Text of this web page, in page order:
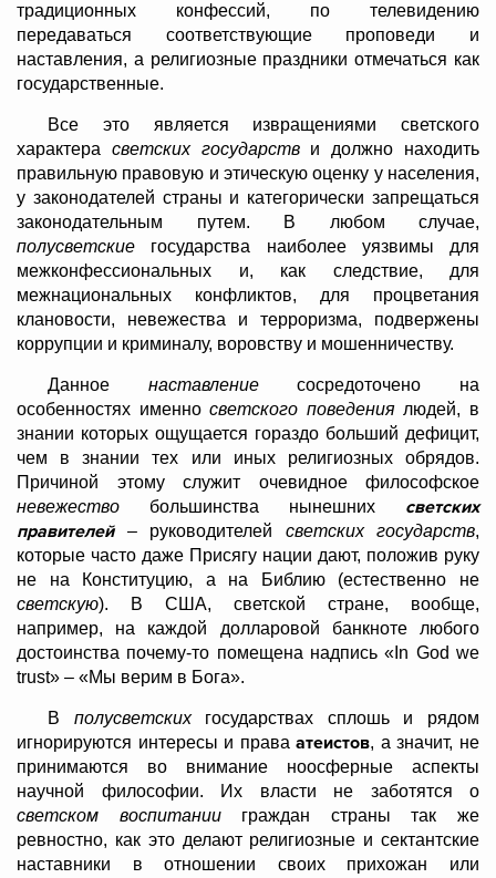
традиционных конфессий, по телевидению
передаваться соответствующие проповеди и
наставления, а религиозные праздники отмечаться как
государственные.
Все это является извращениями светского
характера светских государстви должно находить
правильную правовую и этическую оценку у населения,
у законодателей страны и категорически запрещаться
законодательным путем. В любом случае,
полусветские государства наиболее уязвимы для
межконфессиональных и, как следствие, для
межнациональных конфликтов, для процветания
клановости, невежества и терроризма, подвержены
коррупции и криминалу, воровству и мошенничеству.
Данное наставлениесосредоточено на
особенностях именносветского поведениялюдей, в
знании которых ощущается гораздо больший дефицит,
чем в знании тех или иных религиозных обрядов.
Причиной этому служит очевидное философское
невежество большинства нынешних светских
правителей– руководителей светских государств,
которые часто даже Присягу нации дают, положив руку
не на Конституцию, а на Библию (естественно не
светскую). В США, светской стране, вообще,
например, на каждой долларовой банкноте любого
достоинства почему-то помещена надпись « In God we
trust» – «Мы верим в Бога».
В полусветскихгосударствах сплошь и рядом
игнорируются интересы и праваатеистов, а значит, не
принимаются во внимание ноосферные аспекты
научной философии. Их власти не заботятся о
светском воспитанииграждан страны так же
ревностно, как это делают религиозные и сектантские
наставники в отношении своих прихожан или